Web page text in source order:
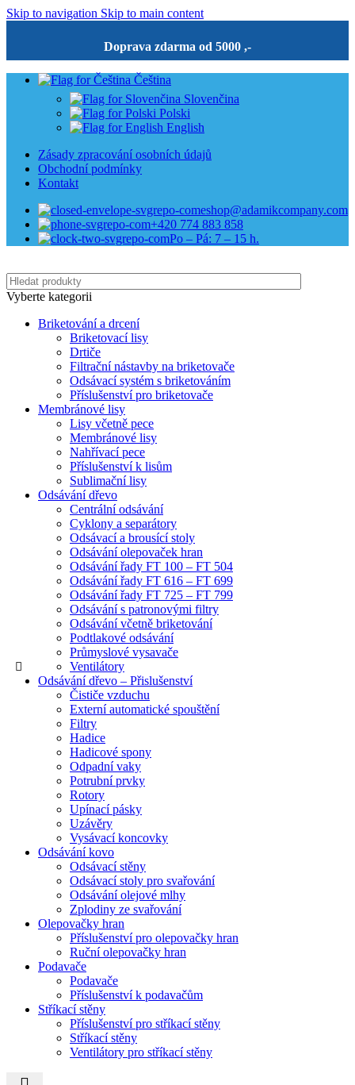
Skip to navigation Skip to main content
Doprava zdarma od 5000 ,-
Čeština
Slovenčina
Polski
English
Zásady zpracování osobních údajů
Obchodní podmínky
Kontakt
eshop@adamikcompany.com
+420 774 883 858
Po – Pá: 7 – 15 h.
Vyberte kategorii
Briketování a drcení
Briketovací lisy
Drtiče
Filtrační nástavby na briketovače
Odsávací systém s briketováním
Příslušenství pro briketovače
Membránové lisy
Lisy včetně pece
Membránové lisy
Nahřívací pece
Příslušenství k lisům
Sublimační lisy
Odsávání dřevo
Centrální odsávání
Cyklony a separátory
Odsávací a brousící stoly
Odsávání olepovaček hran
Odsávání řady FT 100 – FT 504
Odsávání řady FT 616 – FT 699
Odsávání řady FT 725 – FT 799
Odsávání s patronovými filtry
Odsávání včetně briketování
Podtlakové odsávání
Průmyslové vysavače
Ventilátory
Odsávání dřevo – Přislušenství
Čističe vzduchu
Externí automatické spouštění
Filtry
Hadice
Hadicové spony
Odpadní vaky
Potrubní prvky
Rotory
Upínací pásky
Uzávěry
Vysávací koncovky
Odsávání kovo
Odsávací stěny
Odsávací stoly pro svařování
Odsávání olejové mlhy
Zplodiny ze svařování
Olepovačky hran
Příslušenství pro olepovačky hran
Ruční olepovačky hran
Podavače
Podavače
Příslušenství k podavačům
Stříkací stěny
Příslušenství pro stříkací stěny
Stříkací stěny
Ventilátory pro stříkací stěny